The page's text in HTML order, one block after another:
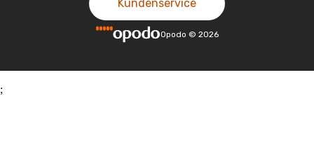
Kundenservice
Opodo © 2026
;